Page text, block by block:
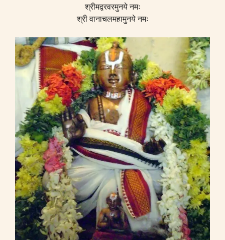
श्रीमद्वरवरमुनये नमः
श्री वानाचलमहामुनये नमः